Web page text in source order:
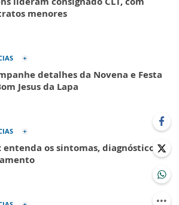
menores
detalhes da Novena e Festa
Jesus da Lapa
entenda os sintomas, diagnóstico e